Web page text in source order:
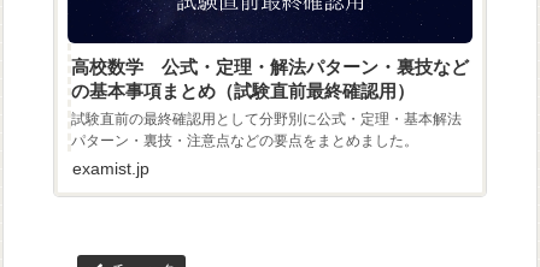
高校数学 公式・定理・解法パターン・裏技など
の基本事項まとめ（試験直前最終確認用）
試験直前の最終確認用として分野別に公式・定理・基本解法
パターン・裏技・注意点などの要点をまとめました。
examist.jp